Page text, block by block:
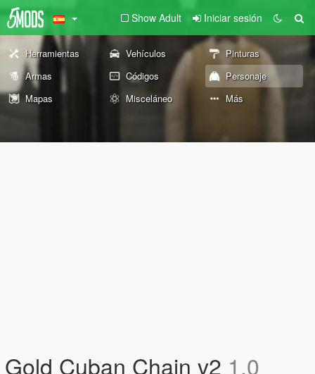
Show Adult Iniciar sesión
Herramientas Vehículos
Pinturas
Armas
Códigos
Personaje
Mapas
Misceláneo Más
Gold Cuban Chain v2 1.0